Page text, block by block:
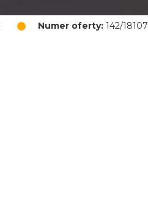
Numer oferty: 142/18107